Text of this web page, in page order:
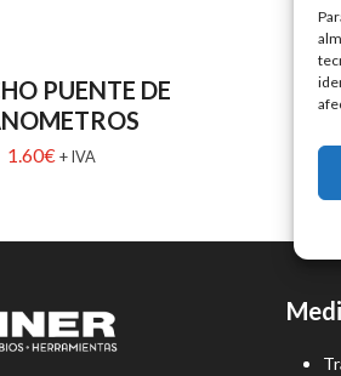
PUENTE DE
1.60€ + IVA